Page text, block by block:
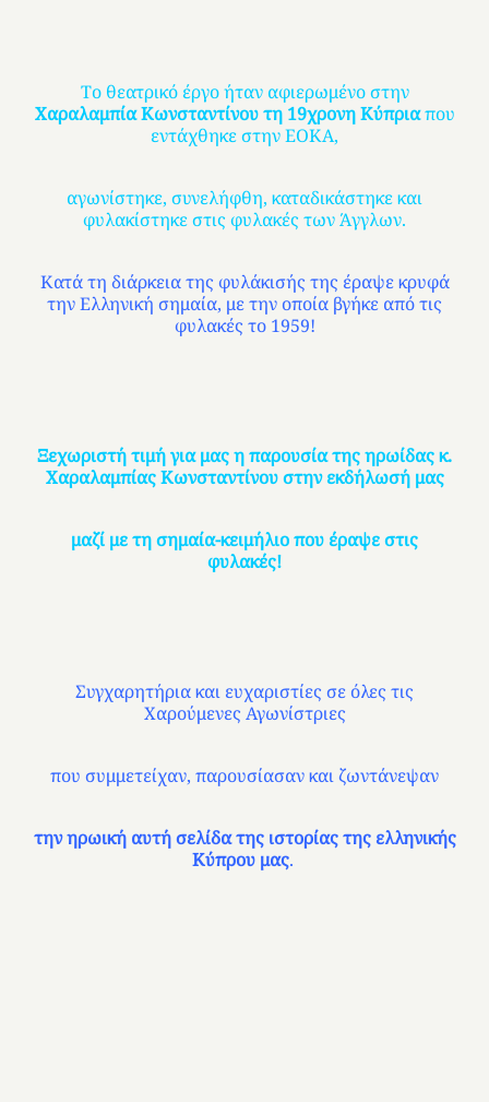
Το θεατρικό έργο ήταν αφιερωμένο στην
Χαραλαμπία Κωνσταντίνου τη 19χρονη Κύπριαπου
εντάχθηκε στην ΕΟΚΑ,
αγωνίστηκε, συνελήφθη, καταδικάστηκε και
φυλακίστηκε στις φυλακές των Άγγλων.
Κατά τη διάρκεια της φυλάκισής της έραψε κρυφά
την Ελληνική σημαία, με την οποία βγήκε από τις
φυλακές το 1959!
Ξεχωριστή τιμή για μας η παρουσία της ηρωίδας κ.
Χαραλαμπίας Κωνσταντίνου στην εκδήλωσή μας
μαζί με τη σημαία-κειμήλιο που έραψε στις
φυλακές!
Συγχαρητήρια και ευχαριστίες σε όλες τις
Χαρούμενες Αγωνίστριες
που συμμετείχαν, παρουσίασαν και ζωντάνεψαν
την ηρωική αυτή σελίδα της ιστορίας της ελληνικής
Κύπρου μας.